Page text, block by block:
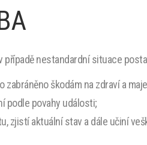
nestandardní situace
zabráněno škodám na zdraví a
podle povahy události;
zjistí aktuální stav a dále učiní